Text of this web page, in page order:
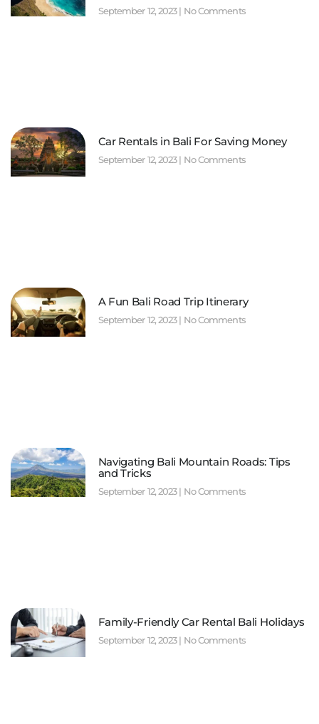
September 12, 2023 No Comments
Car Rentals in Bali For Saving Money
September 12, 2023 No Comments
A Fun Bali Road Trip Itinerary
September 12, 2023 No Comments
Navigating Bali Mountain Roads: Tips
and Tricks
September 12, 2023 No Comments
Family-Friendly Car Rental Bali Holidays
September 12, 2023 No Comments